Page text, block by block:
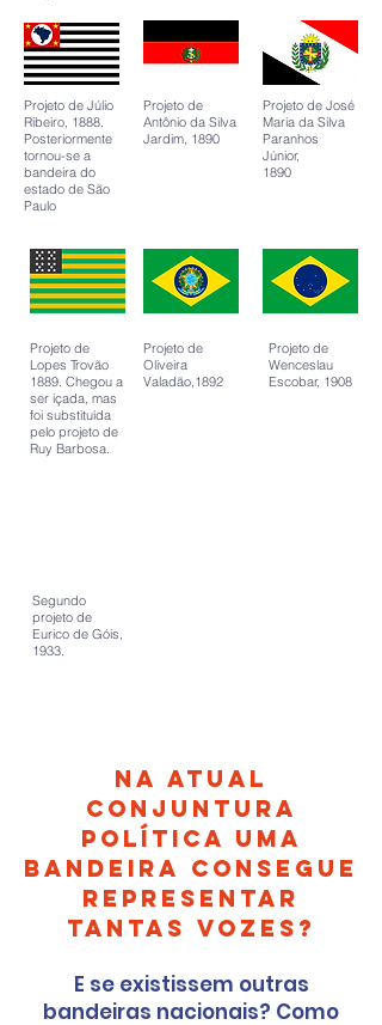
Projeto de Júlio
Ribeiro, 1888.
Posteriormente
tornou-se a
bandeira do
estado de São
Paulo
Projeto de
Antônio da Silva
Jardim, 1890
Projeto de José
Maria da Silva
Paranhos
Júnior,
1890
Projeto de
Lopes Trovão
1889. Chegou a
ser içada, mas
foi substituída
pelo projeto de
Ruy Barbosa.
Projeto de
Oliveira
Valadão,1892
Projeto de
Wenceslau
Escobar, 1908
Segundo
projeto de
Eurico de Góis,
1933.
Na atual
conjuntura
política uma
bandeira consegue
representar
tantas vozes?
E se existissem outras
bandeiras nacionais? Como